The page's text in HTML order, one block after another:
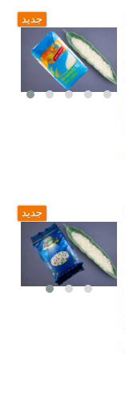
جدید
جدید